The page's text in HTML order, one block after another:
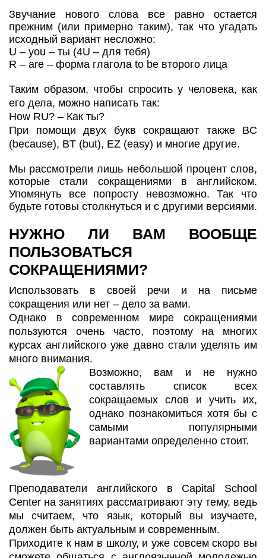
Звучание нового слова все равно остается
прежним (или примерно таким), так что угадать
исходный вариант несложно:
U – you – ты (4U – для тебя)
R – are – форма глагола to be второго лица
Таким образом, чтобы спросить у человека, как
его дела, можно написать так:
How RU? – Как ты?
При помощи двух букв сокращают также BC
(because), BT (but), EZ (easy) и многие другие.
Мы рассмотрели лишь небольшой процент слов,
которые стали сокращениями в английском.
Упомянуть все попросту невозможно. Так что
будьте готовы столкнуться и с другими версиями.
НУЖНО ЛИ ВАМ ВООБЩЕ
ПОЛЬЗОВАТЬСЯ
СОКРАЩЕНИЯМИ?
Использовать в своей речи и на письме
сокращения или нет – дело за вами.
Однако в современном мире сокращениями
пользуются очень часто, поэтому на многих
курсах английского уже давно стали уделять им
много внимания.
Возможно, вам и не нужно
составлять список всех
сокращаемых слов и учить их,
однако познакомиться хотя бы с
самыми популярными
вариантами определенно стоит.
Преподаватели английского в Capital School
Center на занятиях рассматривают эту тему, ведь
мы считаем, что язык, который вы изучаете,
должен быть актуальным и современным.
Приходите к нам в школу, и уже совсем скоро вы